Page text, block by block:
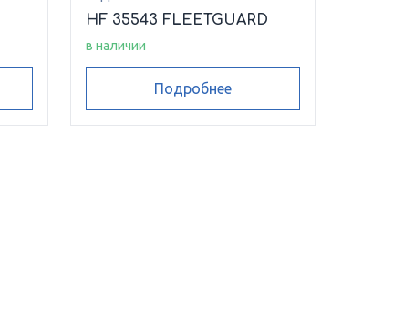
HF 35543 FLEETGUARD
в наличии
Подробнее